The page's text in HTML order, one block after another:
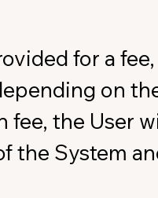
for a
on
fee, the User
the System